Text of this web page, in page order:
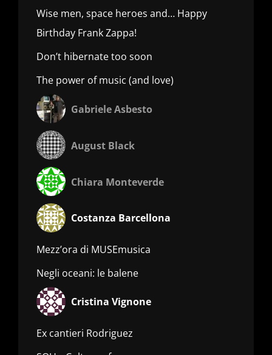
Wise men, space heroes and… Happy
Birthday Frank Zappa!
Don’t hibernate too soon
The power of music (and love)
Gabriele Asbesto
August Black
Chiara Monteverde
Costanza Barcellona
Mezz’ora di MUSEmusica
Negli oceani: le balene
Cristina Vignone
Ex cantieri Rodriguez